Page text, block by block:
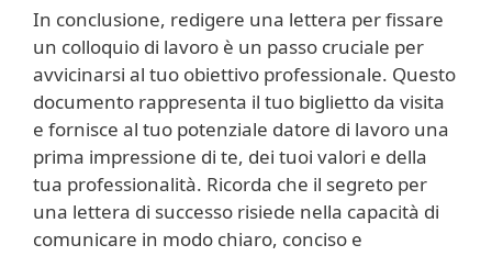
In conclusione, redigere una lettera per fissare
un colloquio di lavoro è un passo cruciale per
avvicinarsi al tuo obiettivo professionale. Questo
documento rappresenta il tuo biglietto da visita
e fornisce al tuo potenziale datore di lavoro una
prima impressione di te, dei tuoi valori e della
tua professionalità. Ricorda che il segreto per
una lettera di successo risiede nella capacità di
comunicare in modo chiaro, conciso e